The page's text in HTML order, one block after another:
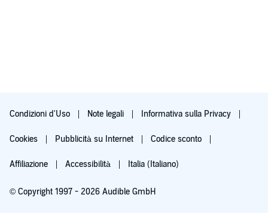
Condizioni d'Uso Note legali Informativa sulla Privacy
Cookies Pubblicità su Internet Codice sconto
Affiliazione Accessibilità Italia (Italiano)
© Copyright 1997 - 2026 Audible GmbH